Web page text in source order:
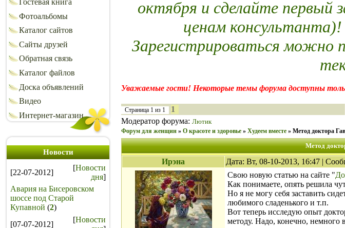
Гостевая книга
Фотоальбомы
Каталог сайтов
Сайты друзей
Обратная связь
Каталог файлов
Доска объявлений
Видео
Интернет-магазин
Новости
[22-07-2012]
[Новости
дня]
Авария на Бисеровском
шоссе под Старой
Купавной (2)
[07-07-2012]
[Новости
октября и сделайте первый
ценам
Зарегистрироваться можно
Уважаемые гости! Некоторые темы форума доступны
Страница 1 из 1
1
Модератор форума: Лютик
Форум для женщин » О красоте и здоровье » Худеем вместе » Метод доктора
Метод
Ирэна Дата: Вт, 08-10-2013, 16:47 |
Свою новую статью на сайте "
Как понимаете, опять решила
Но я не могу себя заставить
любимого сладенького и т.п.
Вот теперь исследую опыт
методу. Надо, конечно, немного